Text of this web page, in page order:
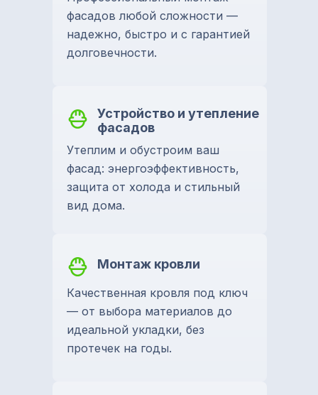
фасадов любой сложности —
надежно, быстро и с гарантией
долговечности.
Устройство и утепление
фасадов
Утеплим и обустроим ваш
фасад: энергоэффективность,
защита от холода и стильный
вид дома.
Монтаж кровли
Качественная кровля под ключ
— от выбора материалов до
идеальной укладки, без
протечек на годы.